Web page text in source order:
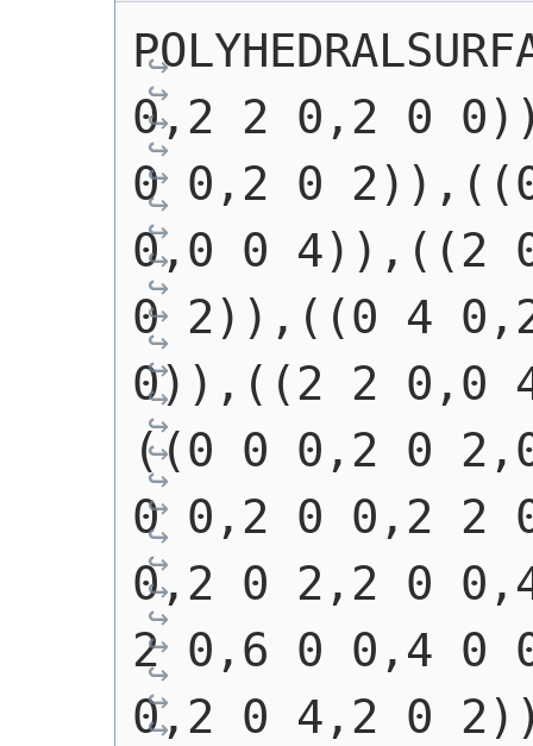
0,2 2 0,2 0
0 0,2 0
0,0 0 4)),((2
0 2)),((0 4
0)),((2 2 0,0
((0 0 0,2 0
0 0,2 0 0,2 2
0,2 0 2,2 0
2 0,6 0 0,4 0
0,2 0 4,2 0